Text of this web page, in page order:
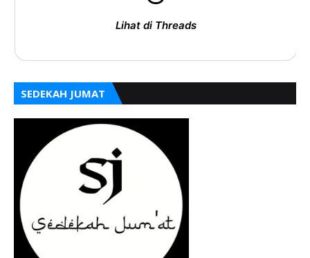
Lihat di Threads
SEDEKAH JUMAT